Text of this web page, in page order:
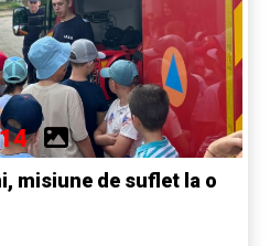
14
misiune de suflet la o